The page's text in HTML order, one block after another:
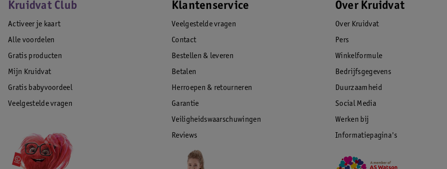
Kruidvat Club
Activeer je kaart
Alle voordelen
Gratis producten
Mijn Kruidvat
Gratis babyvoordeel
Veelgestelde vragen
Klantenservice
Veelgestelde vragen
Contact
Bestellen & leveren
Betalen
Herroepen & retourneren
Garantie
Veiligheidswaarschuwingen
Reviews
Over Kruidvat
Over Kruidvat
Pers
Winkelformule
Bedrijfsgegevens
Duurzaamheid
Social Media
Werken bij
Informatiepagina's